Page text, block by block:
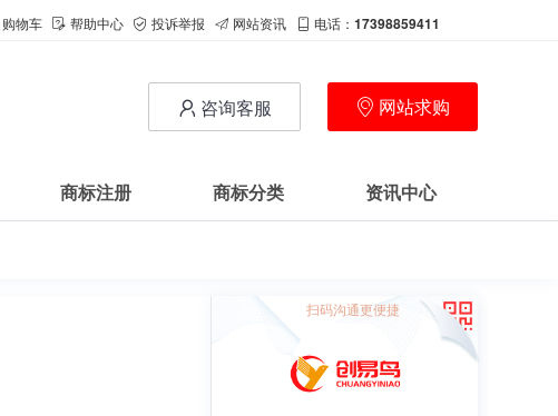
购物车 帮助中心 投诉举报 网站资讯 电话： 17398859411
咨询客服 网站求购
商标注册 商标分类 资讯中心
扫码沟通更便捷